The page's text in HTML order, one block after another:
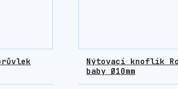
Nýtovací knoflík
baby Ø10mm